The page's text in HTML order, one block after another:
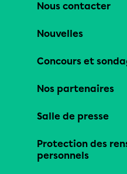
Nous contacter
Nouvelles
Concours et
Nos partenaires
Salle de presse
Protection des
personnels